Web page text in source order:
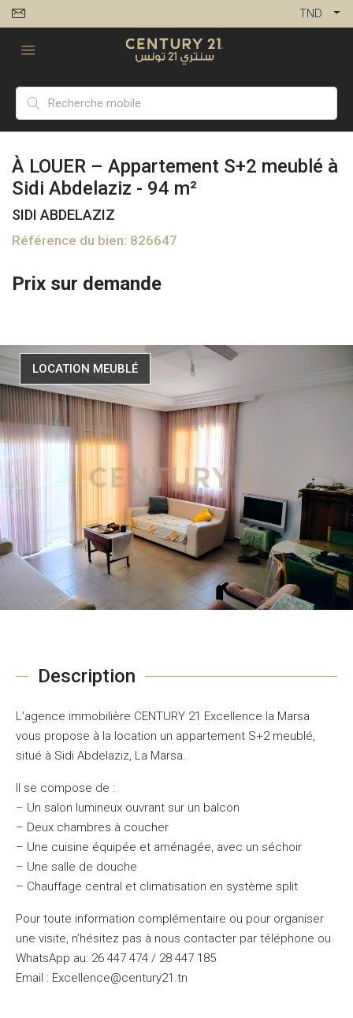
TND
À LOUER – Appartement S+2 meublé à
Sidi Abdelaziz - 94 m²
SIDI ABDELAZIZ
Référence du bien: 826647
Prix sur demande
LOCATION MEUBLÉ
Description
L’agence immobilière CENTURY 21 Excellence la Marsa
vous propose à la location un appartement S+2 meublé,
situé à Sidi Abdelaziz, La Marsa.
Il se compose de :
– Un salon lumineux ouvrant sur un balcon
– Deux chambres à coucher
– Une cuisine équipée et aménagée, avec un séchoir
– Une salle de douche
– Chauffage central et climatisation en système split
Pour toute information complémentaire ou pour organiser
une visite, n’hésitez pas à nous contacter par téléphone ou
WhatsApp au: 26 447 474 / 28 447 185
Email : Excellence@century21.tn